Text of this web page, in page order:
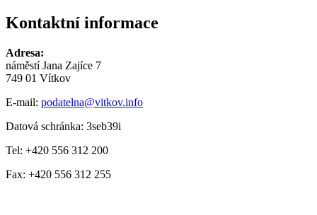
Kontaktní informace
Adresa:
náměstí Jana Zajíce 7
749 01 Vítkov
E-mail: podatelna@vitkov.info
Datová schránka: 3seb39i
Tel: +420 556 312 200
Fax: +420 556 312 255